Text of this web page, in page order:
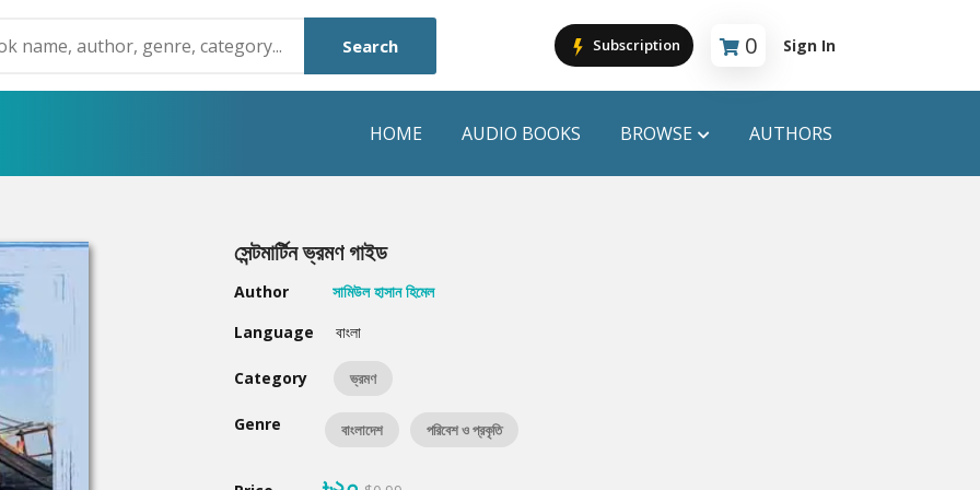
Search Subscription 0
Cart is empty
Sign In
HOME AUDIO BOOKS BROWSE
Humayun Ahmed
Mouri Morium
Hot & New
AUTHORS
সেন্টমার্টিন ভ্রমণ গাইড
Author
সামিউল হাসান হিমেল
Language
বাংলা
Category ভ্রমণ
Genre বাংলাদেশ পরিবেশ ও প্রকৃতি